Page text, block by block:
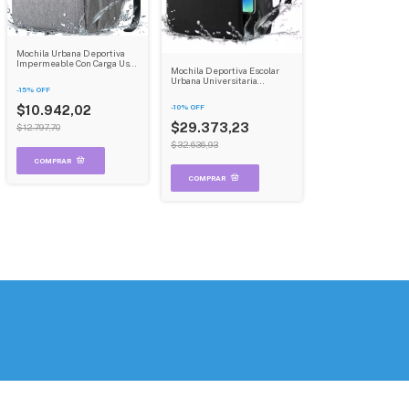
Mochila Urbana Deportiva
Impermeable Con Carga Usb
-15% OFF
$10.942,02
$12.797,70
Mochila Deportiva Escolar
Urbana Universitaria
-10% OFF
$29.373,23
$32.636,93